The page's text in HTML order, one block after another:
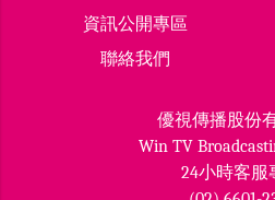
資訊公開專區
聯絡我們
優視傳播股份
Win TV
24小時客服